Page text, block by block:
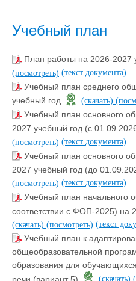
Учебный план
План работы на 2026-2027
(посмотреть) (текст документа)
Учебный план среднего
учебный год
(скачать)
Учебный план основного
2027 учебный год (с
(посмотреть) (текст документа)
Учебный план основного
2027 учебный год (до
(посмотреть) (текст документа)
Учебный план начального
соответствии с ФОП-2025) на
(скачать) (посмотреть) (текст
Учебный план к
общеобразовательной
образования для
речи (вариант 5)
(скачать)